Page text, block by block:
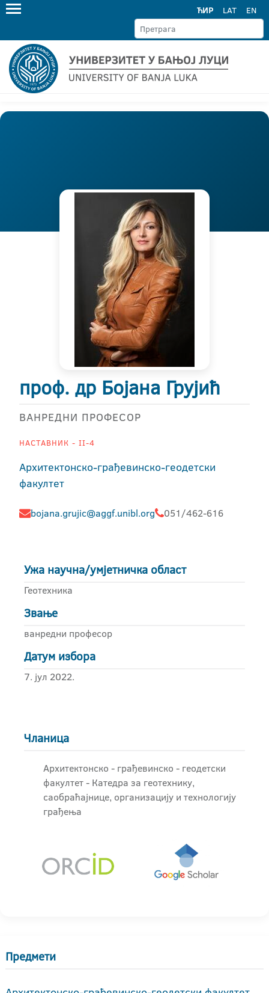
ЋИР LAT EN
проф. др Бојана Грујић
ВАНРЕДНИ ПРОФЕСОР
НАСТАВНИК - II-4
Архитектонско-грађевинско-геодетски
факултет
bojana.grujic@aggf.unibl.org 051/462-616
Ужа научна/умјетничка област
Геотехника
Звање
ванредни професор
Датум избора
7. јул 2022.
Чланица
Архитектонско - грађевинскo - геодетски
факултет - Катедра за геотехнику,
саобраћајнице, организацију и технологију
грађења
Предмети